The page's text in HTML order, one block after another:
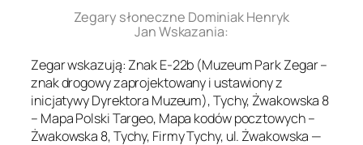
Zegary słoneczne Dominiak Henryk
Jan Wskazania:
Zegar wskazują: Znak E-22b (Muzeum Park Zegar –
znak drogowy zaprojektowany i ustawiony z
inicjatywy Dyrektora Muzeum), Tychy, Żwakowska 8
– Mapa Polski Targeo, Mapa kodów pocztowych –
Żwakowska 8, Tychy, Firmy Tychy, ul. Żwakowska —